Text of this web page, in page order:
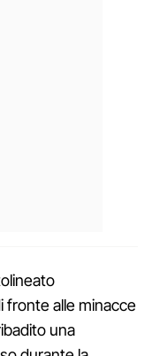
fronte alle minacce
una